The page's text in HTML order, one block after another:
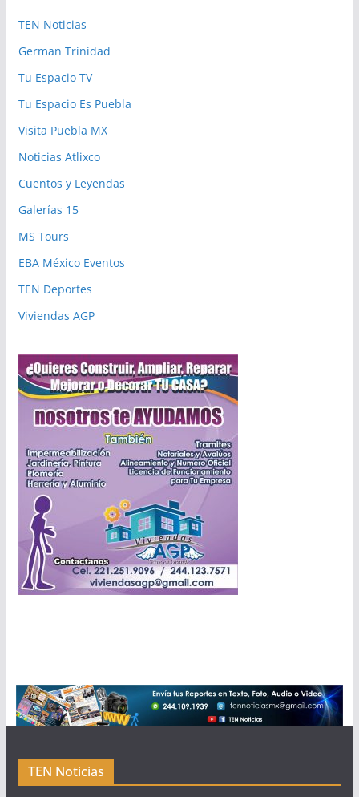
TEN Noticias
German Trinidad
Tu Espacio TV
Tu Espacio Es Puebla
Visita Puebla MX
Noticias Atlixco
Cuentos y Leyendas
Galerías 15
MS Tours
EBA México Eventos
TEN Deportes
Viviendas AGP
TEN Noticias